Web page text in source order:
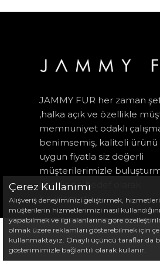
JAMMY FUR her zaman
,halka açık ve özellikle
memnuniyet odaklı
benimsemiş, kaliteli ürünü
uygun fiyatla siz değerli
müşterilerimizle
kendisine hedef olarak
belirlemiştir.
Çerez Kullanımı
Alışveriş deneyiminizi geliştirmek,
müşterilerin hizmetlerimizi nasıl
yapabilmek ve ilgi alanlarına göre
olmak üzere reklamları gösterebilmek için
kullanmaktayız. Onaylı üçüncü taraflar da
gösterimimizle bağlantılı olarak kullanır.